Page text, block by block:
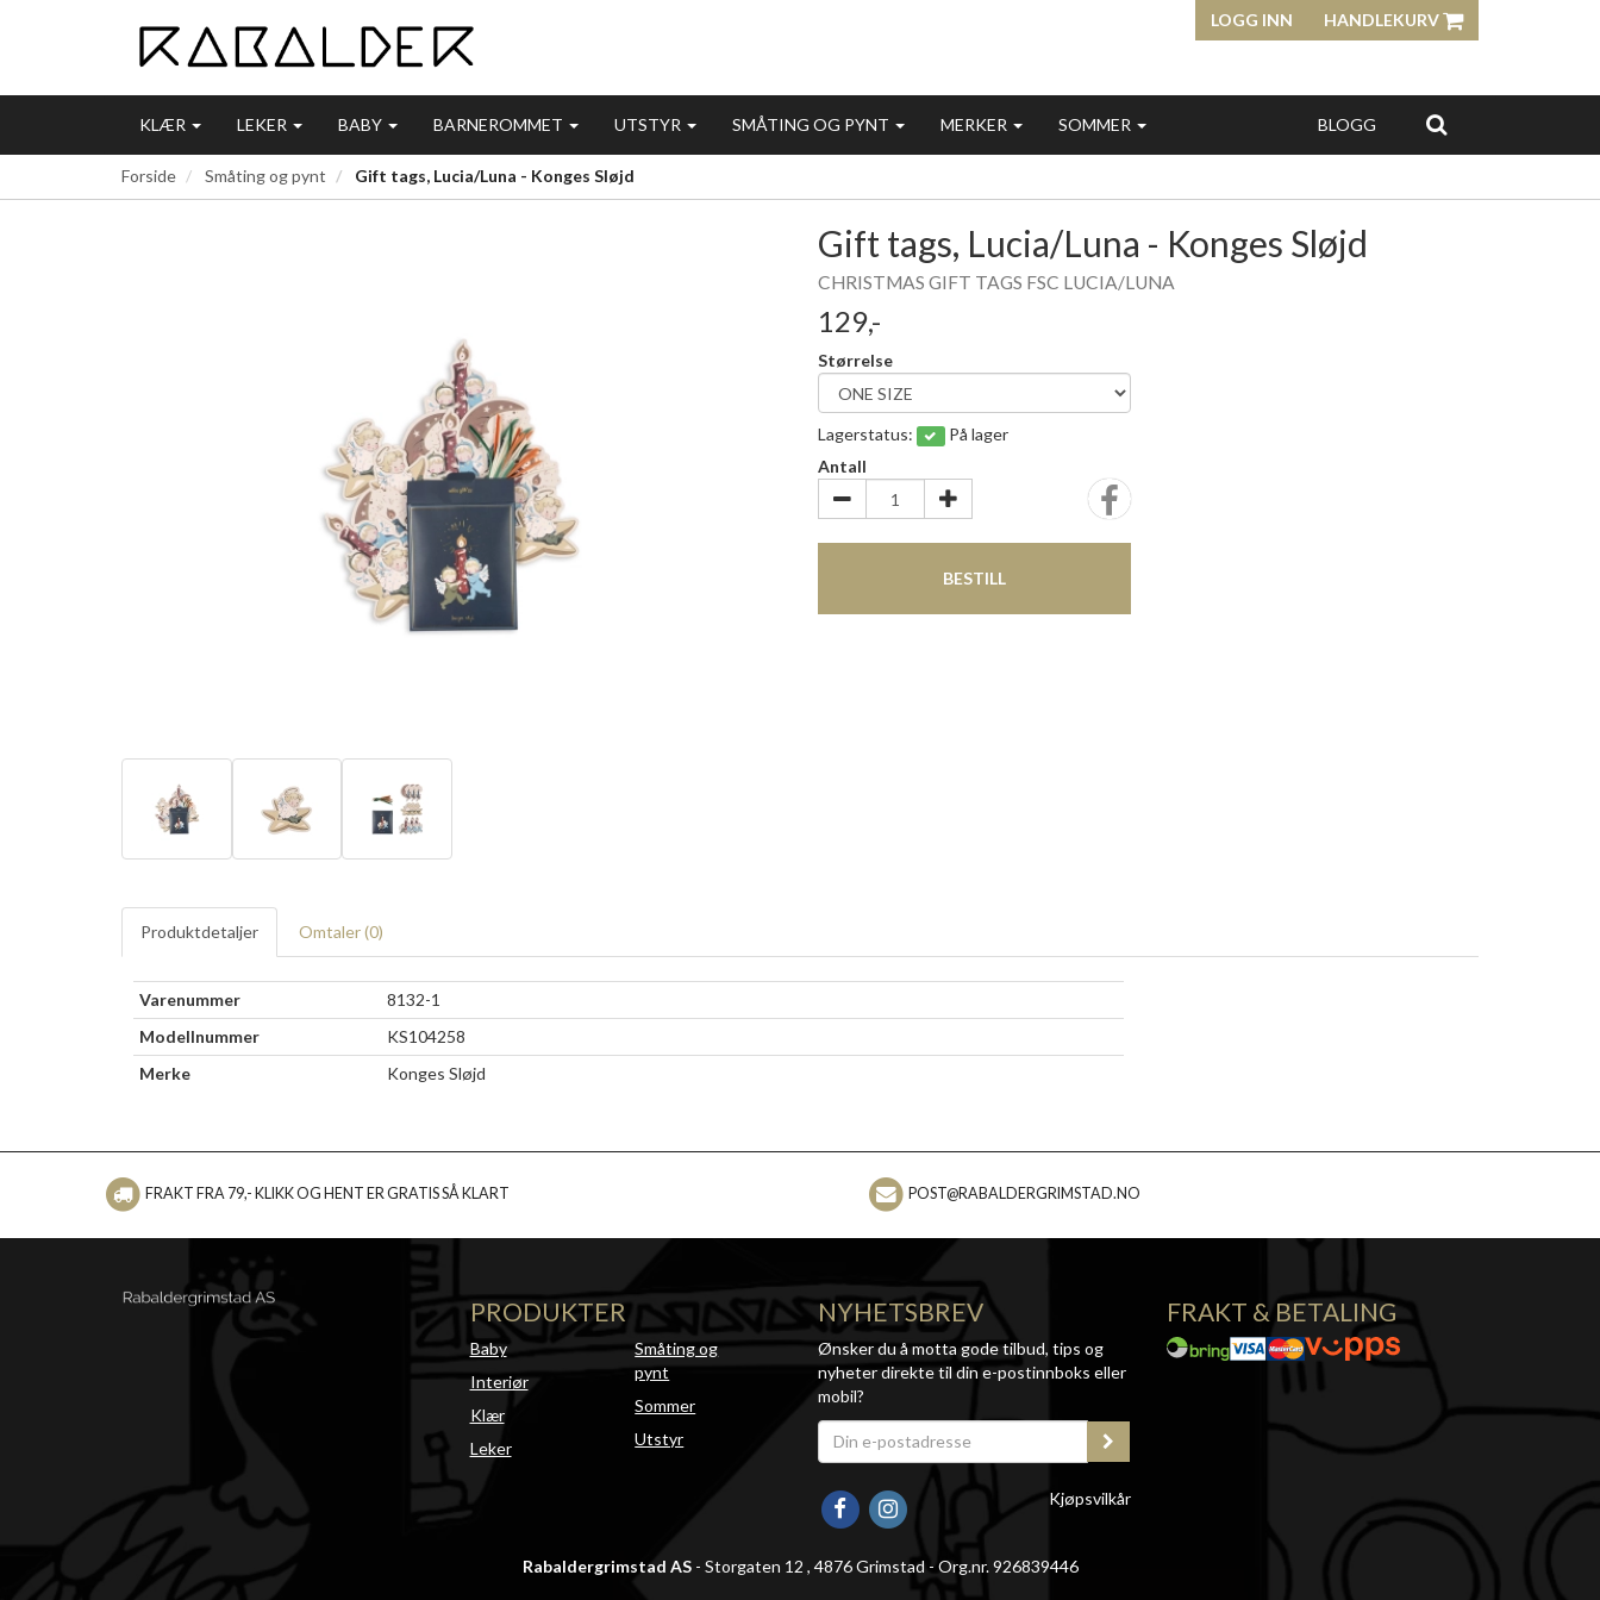
LOGG INN HANDLEKURV
KLÆR LEKER BABY BARNEROMMET UTSTYR SMÅTING OG PYNT MERKER SOMMER BLOGG
Forside Småting og pynt Gift tags, Lucia/Luna - Konges Sløjd
Gift tags, Lucia/Luna - Konges Sløjd
CHRISTMAS GIFT TAGS FSC LUCIA/LUNA
129,-
Størrelse
Lagerstatus:
På lager
Antall
BESTILL
Produktdetaljer Omtaler (0)
Varenummer
8132-1
Modellnummer
KS104258
Merke
Konges Sløjd
FRAKT FRA 79,- KLIKK OG HENT ER GRATIS SÅ KLART POST@RABALDERGRIMSTAD.NO
PRODUKTER
Baby
Interiør
Klær
Leker
Småting og
pynt
Sommer
Utstyr
NYHETSBREV
Ønsker du å motta gode tilbud, tips og
nyheter direkte til din e-postinnboks eller
mobil?
Kjøpsvilkår
FRAKT & BETALING
Rabaldergrimstad AS- Storgaten 12 , 4876 Grimstad - Org.nr. 926839446